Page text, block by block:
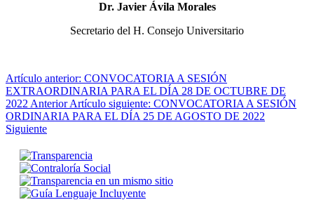
Dr. Javier Ávila Morales
Secretario del H. Consejo Universitario
Artículo anterior: CONVOCATORIA A SESIÓN
EXTRAORDINARIA PARA EL DÍA 28 DE OCTUBRE DE
2022 Anterior Artículo siguiente: CONVOCATORIA A SESIÓN
ORDINARIA PARA EL DÍA 25 DE AGOSTO DE 2022
Siguiente